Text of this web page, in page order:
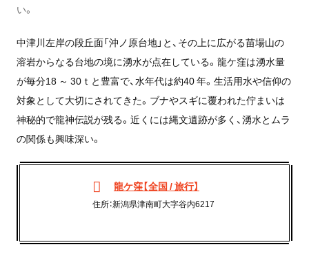
い。
中津川左岸の段丘面「沖ノ原台地」と、その上に広がる苗場山の
溶岩からなる台地の境に湧水が点在している。龍ケ窪は湧水量
が毎分18 ～ 30ｔと豊富で、水年代は約40 年。生活用水や信仰の
対象として大切にされてきた。ブナやスギに覆われた佇まいは
神秘的で龍神伝説が残る。近くには縄文遺跡が多く、湧水とムラ
の関係も興味深い。
龍ケ窪【全国 / 旅行】
住所：新潟県津南町大字谷内6217